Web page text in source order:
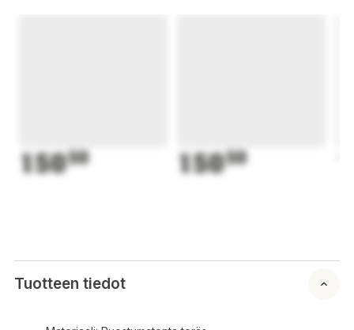
15050 15050
Tuotteen tiedot